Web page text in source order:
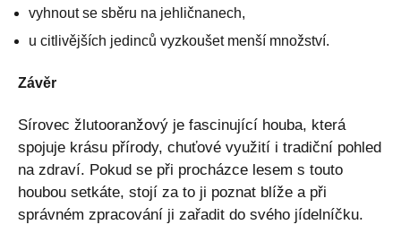
vyhnout se sběru na jehličnanech,
u citlivějších jedinců vyzkoušet menší množství.
Závěr
Sírovec žlutooranžový je fascinující houba, která
spojuje krásu přírody, chuťové využití i tradiční pohled
na zdraví. Pokud se při procházce lesem s touto
houbou setkáte, stojí za to ji poznat blíže a při
správném zpracování ji zařadit do svého jídelníčku.